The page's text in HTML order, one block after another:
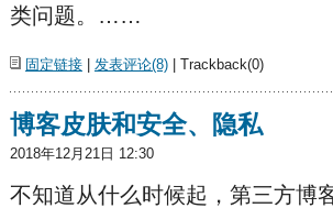
类问题。……
固定链接| 发表评论(8)| Trackback(0)
博客皮肤和安全、隐私
2018年12月21日 12:30
不知道从什么时候起，第三方博